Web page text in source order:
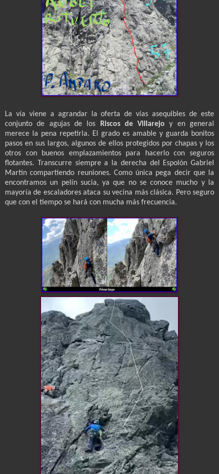
La vía viene a agrandar la oferta de vías asequibles de este
conjunto de agujas de los
Riscos de Villarejo y en general
merece la pena repetirla. El grado es amable y guarda bonitos
pasos en sus largos, algunos de ellos protegidos por chapas y los
otros con buenos emplazamientos para hacerlo con seguros
flotantes.
Transcurre siempre a la derecha del Espolón Gabriel
Martín compartiendo reuniones. Como única pega decir que la
encontramos un pelín sucia, ya que no se conoce mucho y la
mayoría de escaladores ataca su vecina más clásica. Pero seguro
que con el tiempo se hará con mucha más frecuencia.